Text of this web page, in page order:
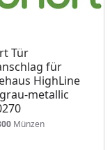
Tür
für
HighLine
metallic
Münzen